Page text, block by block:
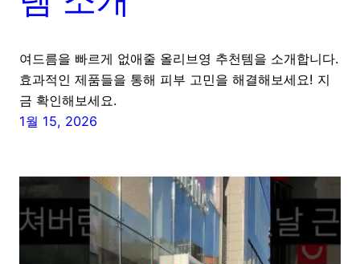
여드름을 빠르게 없애줄 올리브영 추천템을 소개합니다.
효과적인 제품들을 통해 피부 고민을 해결해보세요! 지
금 확인해보세요.
1월 15, 2026